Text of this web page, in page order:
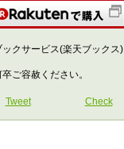
クサービス(楽天ブックス)
ご容赦ください。
Tweet Check